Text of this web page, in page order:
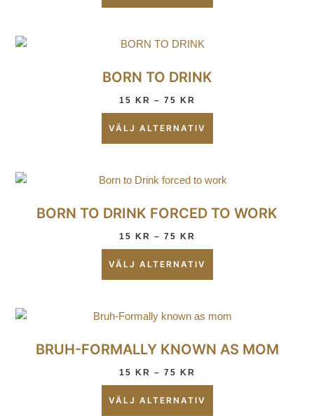
BORN TO DRINK
15 KR – 75 KR
VÄLJ ALTERNATIV
BORN TO DRINK FORCED TO WORK
15 KR – 75 KR
VÄLJ ALTERNATIV
BRUH-FORMALLY KNOWN AS MOM
15 KR – 75 KR
VÄLJ ALTERNATIV